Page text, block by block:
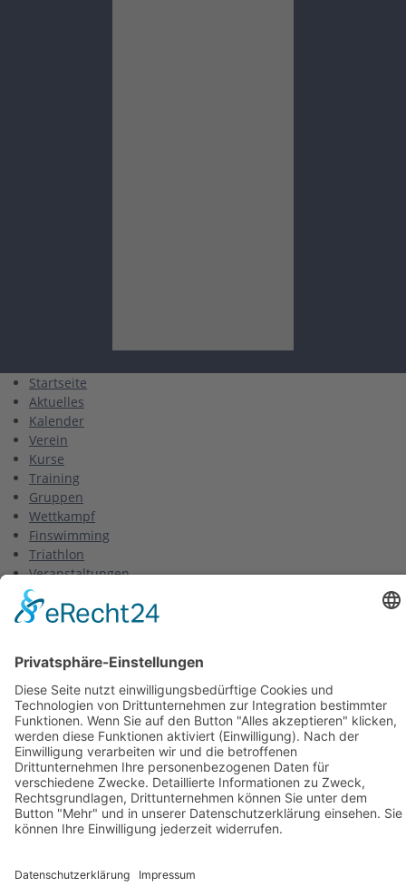
Startseite
Aktuelles
Kalender
Verein
Kurse
Training
Gruppen
Wettkampf
Finswimming
Triathlon
Veranstaltungen
Sport & Freizeit
Zeltlager
Verein